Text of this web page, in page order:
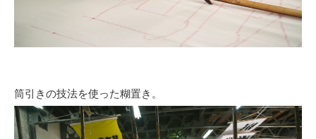
筒引きの技法を使った糊置き。